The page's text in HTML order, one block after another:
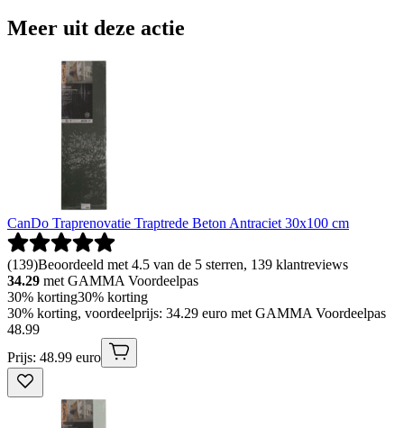
Meer uit deze actie
CanDo Traprenovatie Traptrede Beton Antraciet 30x100 cm
(139)Beoordeeld met 4.5 van de 5 sterren, 139 klantreviews
34.29 met GAMMA Voordeelpas
30% korting30% korting
30% korting, voordeelprijs: 34.29 euro met GAMMA Voordeelpas
48.99
Prijs: 48.99 euro